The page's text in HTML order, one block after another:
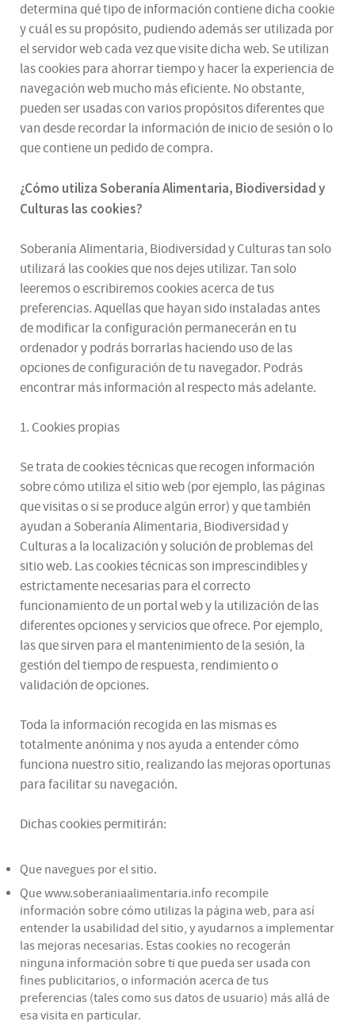
determina qué tipo de información contiene dicha cookie
y cuál es su propósito, pudiendo además ser utilizada por
el servidor web cada vez que visite dicha web. Se utilizan
las cookies para ahorrar tiempo y hacer la experiencia de
navegación web mucho más eficiente. No obstante,
pueden ser usadas con varios propósitos diferentes que
van desde recordar la información de inicio de sesión o lo
que contiene un pedido de compra.
¿Cómo utilizaSoberanía Alimentaria, Biodiversidad y
Culturas las cookies?
Soberanía Alimentaria, Biodiversidad y Culturas tan solo
utilizará las cookies que nos dejes utilizar. Tan solo
leeremos o escribiremos cookies acerca de tus
preferencias. Aquellas que hayan sido instaladas antes
de modificar la configuración permanecerán en tu
ordenador y podrás borrarlas haciendo uso de las
opciones de configuración de tu navegador. Podrás
encontrar más información al respecto más adelante.
1. Cookies propias
Se trata de cookies técnicas que recogen información
sobre cómo utiliza el sitio web (por ejemplo, las páginas
que visitas o si se produce algún error) y que también
ayudan a Soberanía Alimentaria, Biodiversidad y
Culturas a la localización y solución de problemas del
sitio web. Las cookies técnicas son imprescindibles y
estrictamente necesarias para el correcto
funcionamiento de un portal web y la utilización de las
diferentes opciones y servicios que ofrece. Por ejemplo,
las que sirven para el mantenimiento de la sesión, la
gestión del tiempo de respuesta, rendimiento o
validación de opciones.
Toda la información recogida en las mismas es
totalmente anónima y nos ayuda a entender cómo
funciona nuestro sitio, realizando las mejoras oportunas
para facilitar su navegación.
Dichas cookies permitirán:
Que navegues por el sitio.
Que www.soberaniaalimentaria.info recompile
información sobre cómo utilizas la página web, para así
entender la usabilidad del sitio, y ayudarnos a implementar
las mejoras necesarias. Estas cookies no recogerán
ninguna información sobre ti que pueda ser usada con
fines publicitarios, o información acerca de tus
preferencias (tales como sus datos de usuario) más allá de
esa visita en particular.